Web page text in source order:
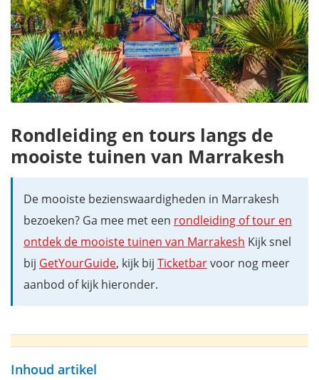
Rondleiding en tours langs de
mooiste tuinen van Marrakesh
De mooiste bezienswaardigheden in Marrakesh
bezoeken? Ga mee met een rondleiding of tour en
ontdek de mooiste tuinen van Marrakesh Kijk snel
bij GetYourGuide, kijk bij Ticketbarvoor nog meer
aanbod of kijk hieronder.
Inhoud artikel